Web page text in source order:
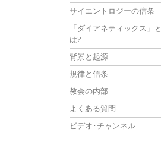
サイエントロジーの信条
「ダイアネティックス」と
は?
背景と起源
規律と信条
教会の内部
よくある質問
ビデオ･チャンネル